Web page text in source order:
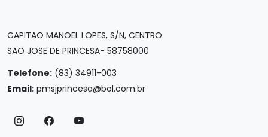
CAPITAO MANOEL LOPES, S/N, CENTRO
SAO JOSE DE PRINCESA- 58758000
Telefone: (83) 34911-003
Email: pmsjprincesa@bol.com.br